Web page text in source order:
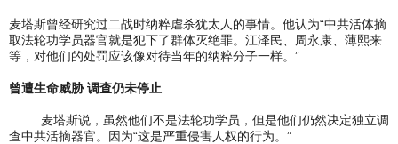
麦塔斯曾经研究过二战时纳粹虐杀犹太人的事情。他认为“中共活体摘
取法轮功学员器官就是犯下了群体灭绝罪。江泽民、周永康、薄熙来
等，对他们的处罚应该像对待当年的纳粹分子一样。”
曾遭生命威胁 调查仍未停止
麦塔斯说，虽然他们不是法轮功学员，但是他们仍然决定独立调
查中共活摘器官。因为“这是严重侵害人权的行为。”